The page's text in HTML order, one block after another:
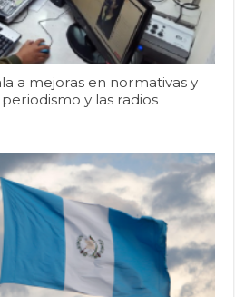
a mejoras en normativas y
y las radios